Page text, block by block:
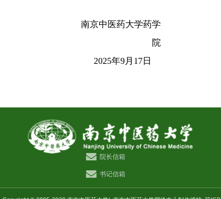
南京中医药大学药学
院
2025年9月 17 日
院长信箱
书记信箱